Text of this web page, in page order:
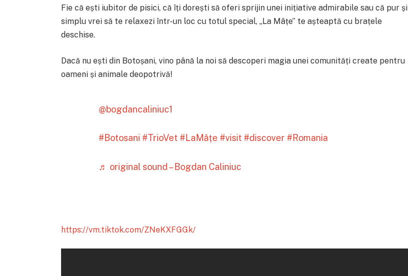
Fie că ești iubitor de pisici, că îți dorești să oferi sprijin unei inițiative admirabile sau că pur și
simplu vrei să te relaxezi într-un loc cu totul special, „La Mâțe” te așteaptă cu brațele
deschise.
Dacă nu ești din Botoșani, vino până la noi să descoperi magia unei comunități create pentru
oameni și animale deopotrivă!
@bogdancaliniuc1
#Botosani #TrioVet #LaMâțe #visit #discover #Romania
♬ original sound – Bogdan Caliniuc
https://vm.tiktok.com/ZNeKXFGGk/